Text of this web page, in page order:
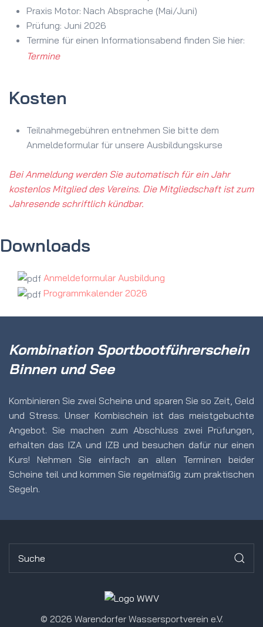
Praxis Motor: Nach Absprache (Mai/Juni)
Prüfung: Juni 2026
Termine für einen Informationsabend finden Sie hier:
Termine
Kosten
Teilnahmegebühren entnehmen Sie bitte dem
Anmeldeformular für unsere Ausbildungskurse
Bei Anmeldung werden Sie automatisch für ein Jahr
kostenlos Mitglied des Vereins. Die Mitgliedschaft ist zum
Jahresende schriftlich kündbar.
Downloads
Anmeldeformular Ausbildung
Programmkalender 2026
Kombination Sportbootführerschein
Binnen und See
Kombinieren Sie zwei Scheine und sparen Sie so Zeit, Geld
und Stress. Unser Kombischein ist das meistgebuchte
Angebot. Sie machen zum Abschluss zwei Prüfungen,
erhalten das IZA und IZB und besuchen dafür nur einen
Kurs! Nehmen Sie einfach an allen Terminen beider
Scheine teil und kommen Sie regelmäßig zum praktischen
Segeln.
© 2026 Warendorfer Wassersportverein e.V.